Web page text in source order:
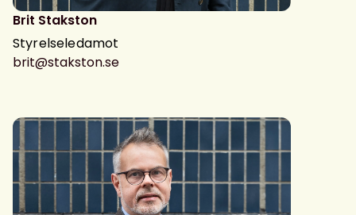
Brit Stakston
Styrelseledamot
brit@stakston.se